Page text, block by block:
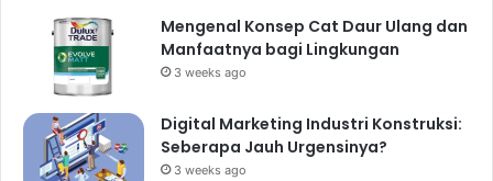
Mengenal Konsep Cat Daur Ulang dan
Manfaatnya bagi Lingkungan
3 weeks ago
Digital Marketing Industri Konstruksi:
Seberapa Jauh Urgensinya?
3 weeks ago